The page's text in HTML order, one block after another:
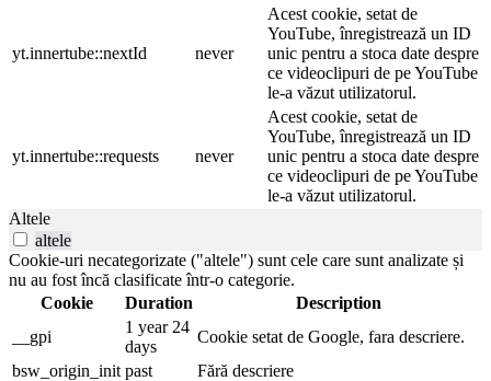
yt.innertube::nextId never
Acest cookie, setat de
YouTube, înregistrează un ID
unic pentru a stoca date despre
ce videoclipuri de pe YouTube
le-a văzut utilizatorul.
yt.innertube::requests never
Acest cookie, setat de
YouTube, înregistrează un ID
unic pentru a stoca date despre
ce videoclipuri de pe YouTube
le-a văzut utilizatorul.
Altele
altele
Cookie-uri necategorizate ("altele") sunt cele care sunt analizate și
nu au fost încă clasificate într-o categorie.
Cookie
Duration
Description
__gpi
1 year 24
days
Cookie setat de Google, fara descriere.
bsw_origin_init past
Fără descriere